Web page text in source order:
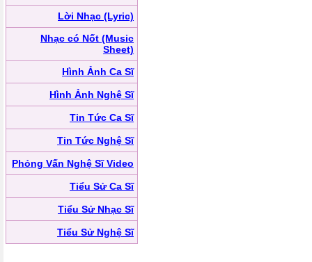
Lời Nhạc (Lyric)
Nhạc có Nốt (Music
Sheet)
Hình Ảnh Ca Sĩ
Hình Ảnh Nghệ Sĩ
Tin Tức Ca Sĩ
Tin Tức Nghệ Sĩ
Phỏng Vấn Nghệ Sĩ Video
Tiểu Sử Ca Sĩ
Tiểu Sử Nhạc Sĩ
Tiểu Sử Nghệ Sĩ